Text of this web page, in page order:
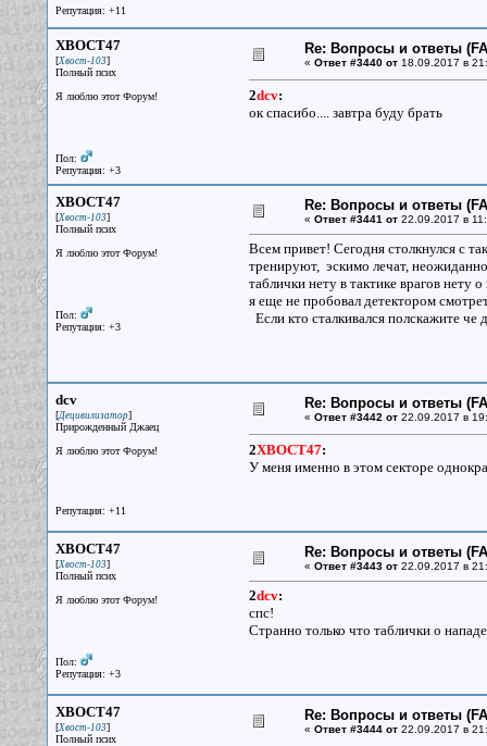
Репутация: +11
XBOCT47
[Хвост-103]
Полный псих
Я люблю этот Форум!
Пол:
Репутация: +3
Re: Вопросы и ответы
« Ответ #3440 от18.09.2017 в
2dcv:
ок спасибо.... завтра буду брать
XBOCT47
[Хвост-103]
Полный псих
Я люблю этот Форум!
Пол:
Репутация: +3
Re: Вопросы и ответы
« Ответ #3441 от22.09.2017 в
Всем привет! Сегодня столкнулся с
тренируют, эскимо лечат,
таблички нету в тактике врагов нету
я еще не пробовал детектором
Если кто сталкивался полскажите че
dcv
[Децивилизатор]
Прирожденный Джаец
Я люблю этот Форум!
Репутация: +11
Re: Вопросы и ответы
« Ответ #3442 от22.09.2017 в
2XBOCT47:
У меня именно в этом секторе
XBOCT47
[Хвост-103]
Полный псих
Я люблю этот Форум!
Пол:
Репутация: +3
Re: Вопросы и ответы
« Ответ #3443 от22.09.2017 в
2dcv:
спс!
Странно только что таблички о
XBOCT47
[Хвост-103]
Полный псих
Re: Вопросы и ответы
« Ответ #3444 от22.09.2017 в